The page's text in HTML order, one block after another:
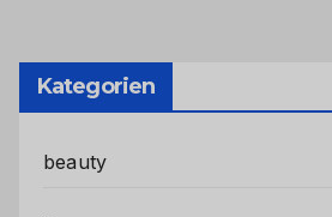
Beiträge
Kategorien
beauty